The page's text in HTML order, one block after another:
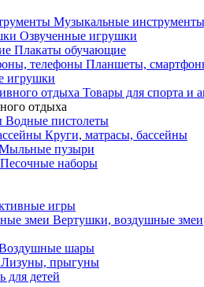
Музыкальные инструменты
Озвученные игрушки
Плакаты обучающие
Планшеты,
игрушки
Товары для спорта и
отдыха
Водные пистолеты
Круги, матрасы, бассейны
пузыри
Песочные наборы
игры
Вертушки, воздушные змеи
шары
Лизуны, прыгуны
для детей